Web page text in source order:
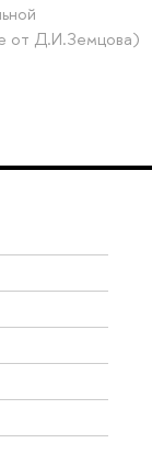
от Д.И.Земцова)